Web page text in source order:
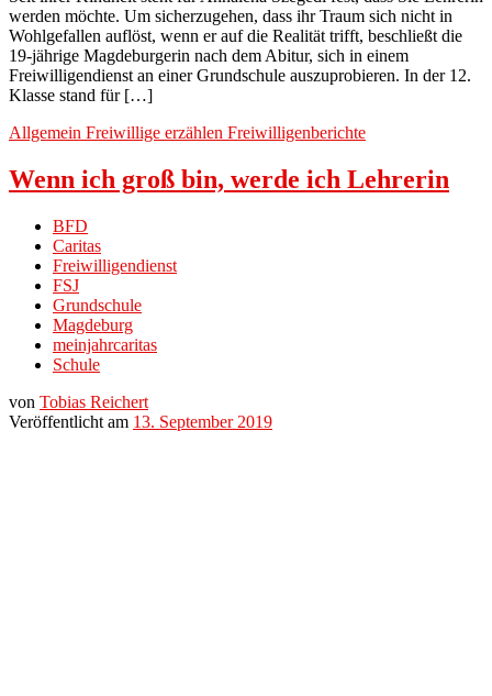
werden möchte. Um sicherzugehen, dass ihr Traum sich nicht in
Wohlgefallen auflöst, wenn er auf die Realität trifft, beschließt die
19-jährige Magdeburgerin nach dem Abitur, sich in einem
Freiwilligendienst an einer Grundschule auszuprobieren. In der 12.
Klasse stand für […]
Allgemein Freiwillige erzählen Freiwilligenberichte
Wenn ich groß bin, werde ich Lehrerin
BFD
Caritas
Freiwilligendienst
FSJ
Grundschule
Magdeburg
meinjahrcaritas
Schule
von Tobias Reichert
Veröffentlicht am 13. September 2019